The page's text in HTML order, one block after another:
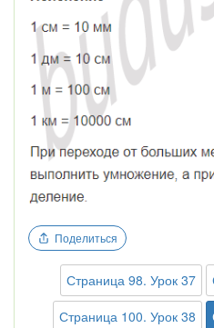
Поделиться
Страница 98. Урок 37
Страница 100. Урок 38